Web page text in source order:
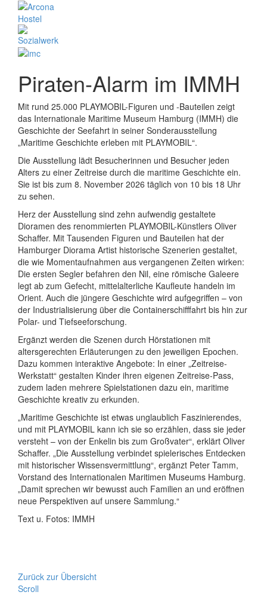
Piraten-Alarm im IMMH
Mit rund 25.000 PLAYMOBIL-Figuren und -Bauteilen zeigt
das Internationale Maritime Museum Hamburg (IMMH) die
Geschichte der Seefahrt in seiner Sonderausstellung
„Maritime Geschichte erleben mit PLAYMOBIL“.
Die Ausstellung lädt Besucherinnen und Besucher jeden
Alters zu einer Zeitreise durch die maritime Geschichte ein.
Sie ist bis zum 8. November 2026 täglich von 10 bis 18 Uhr
zu sehen.
Herz der Ausstellung sind zehn aufwendig gestaltete
Dioramen des renommierten PLAYMOBIL-Künstlers Oliver
Schaffer. Mit Tausenden Figuren und Bauteilen hat der
Hamburger Diorama Artist historische Szenerien gestaltet,
die wie Momentaufnahmen aus vergangenen Zeiten wirken:
Die ersten Segler befahren den Nil, eine römische Galeere
legt ab zum Gefecht, mittelalterliche Kaufleute handeln im
Orient. Auch die jüngere Geschichte wird aufgegriffen – von
der Industrialisierung über die Containerschifffahrt bis hin zur
Polar- und Tiefseeforschung.
Ergänzt werden die Szenen durch Hörstationen mit
altersgerechten Erläuterungen zu den jeweiligen Epochen.
Dazu kommen interaktive Angebote: In einer „Zeitreise-
Werkstatt“ gestalten Kinder ihren eigenen Zeitreise-Pass,
zudem laden mehrere Spielstationen dazu ein, maritime
Geschichte kreativ zu erkunden.
„Maritime Geschichte ist etwas unglaublich Faszinierendes,
und mit PLAYMOBIL kann ich sie so erzählen, dass sie jeder
versteht – von der Enkelin bis zum Großvater“, erklärt Oliver
Schaffer. „Die Ausstellung verbindet spielerisches Entdecken
mit historischer Wissensvermittlung“, ergänzt Peter Tamm,
Vorstand des Internationalen Maritimen Museums Hamburg.
„Damit sprechen wir bewusst auch Familien an und eröffnen
neue Perspektiven auf unsere Sammlung.“
Text u. Fotos: IMMH
Zurück zur Übersicht
Scroll